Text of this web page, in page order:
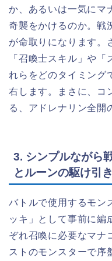
か、あるいは一気にマ
奇襲をかけるのか。戦
が命取りになります。
「召喚士スキル」や
れらをどのタイミング
右します。まさに、コ
る、アドレナリン全開
3. シンプルながら
とルーンの駆け引き
バトルで使用するモン
ッキ」として事前に編
ぞれ召喚に必要なマナ
ストのモンスターで序